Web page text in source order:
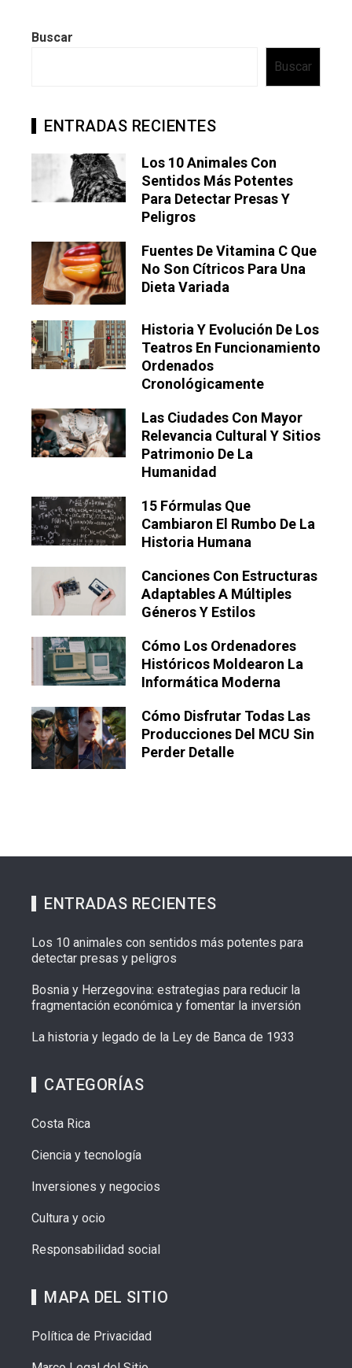
Buscar
Buscar
ENTRADAS RECIENTES
Los 10 Animales Con
Sentidos Más Potentes
Para Detectar Presas Y
Peligros
Fuentes De Vitamina C Que
No Son Cítricos Para Una
Dieta Variada
Historia Y Evolución De Los
Teatros En Funcionamiento
Ordenados
Cronológicamente
Las Ciudades Con Mayor
Relevancia Cultural Y Sitios
Patrimonio De La
Humanidad
15 Fórmulas Que
Cambiaron El Rumbo De La
Historia Humana
Canciones Con Estructuras
Adaptables A Múltiples
Géneros Y Estilos
Cómo Los Ordenadores
Históricos Moldearon La
Informática Moderna
Cómo Disfrutar Todas Las
Producciones Del MCU Sin
Perder Detalle
ENTRADAS RECIENTES
Los 10 animales con sentidos más potentes para
detectar presas y peligros
Bosnia y Herzegovina: estrategias para reducir la
fragmentación económica y fomentar la inversión
La historia y legado de la Ley de Banca de 1933
CATEGORÍAS
Costa Rica
Ciencia y tecnología
Inversiones y negocios
Cultura y ocio
Responsabilidad social
MAPA DEL SITIO
Política de Privacidad